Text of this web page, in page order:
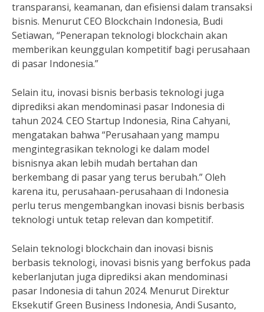
transparansi, keamanan, dan efisiensi dalam transaksi
bisnis. Menurut CEO Blockchain Indonesia, Budi
Setiawan, “Penerapan teknologi blockchain akan
memberikan keunggulan kompetitif bagi perusahaan
di pasar Indonesia.”
Selain itu, inovasi bisnis berbasis teknologi juga
diprediksi akan mendominasi pasar Indonesia di
tahun 2024. CEO Startup Indonesia, Rina Cahyani,
mengatakan bahwa “Perusahaan yang mampu
mengintegrasikan teknologi ke dalam model
bisnisnya akan lebih mudah bertahan dan
berkembang di pasar yang terus berubah.” Oleh
karena itu, perusahaan-perusahaan di Indonesia
perlu terus mengembangkan inovasi bisnis berbasis
teknologi untuk tetap relevan dan kompetitif.
Selain teknologi blockchain dan inovasi bisnis
berbasis teknologi, inovasi bisnis yang berfokus pada
keberlanjutan juga diprediksi akan mendominasi
pasar Indonesia di tahun 2024. Menurut Direktur
Eksekutif Green Business Indonesia, Andi Susanto,